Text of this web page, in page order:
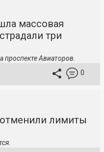
массовая
три
Авиаторов.
0
лимиты